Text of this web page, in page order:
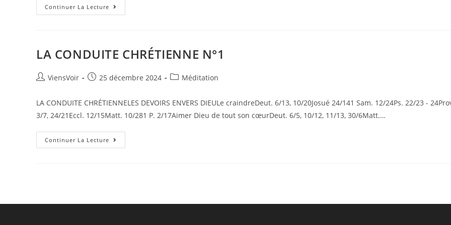
Continuer La Lecture
LA CONDUITE CHRÉTIENNE N°1
ViensVoir 25 décembre 2024 Méditation
LA CONDUITE CHRÉTIENNELES DEVOIRS ENVERS DIEULe craindreDeut. 6/13, 10/20Josué 24/141 Sam. 12/24Ps. 22/23 -
3/7, 24/21Eccl. 12/15Matt. 10/281 P. 2/17Aimer Dieu de tout son cœurDeut. 6/5, 10/12, 11/13, 30/6Matt.…
Continuer La Lecture